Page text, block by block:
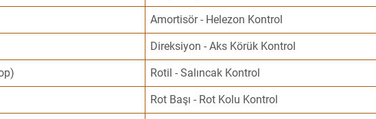
Amortisör - Helezon Kontrol
Direksiyon - Aks Körük Kontrol
Rotil - Salıncak Kontrol
Rot Başı - Rot Kolu Kontrol